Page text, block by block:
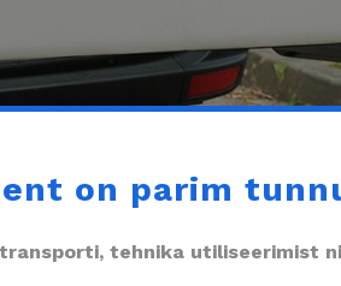
on parim
tehnika utiliseerimist